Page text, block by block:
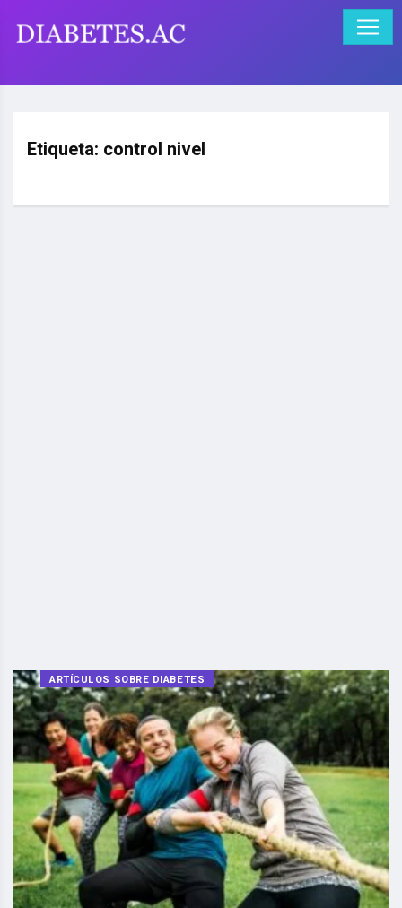
Etiqueta: control nivel
ARTÍCULOS SOBRE DIABETES